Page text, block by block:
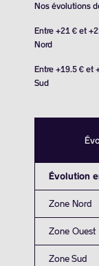
Nos évolutions
Entre +21 € et
Nord
Entre +19.5 € et
Sud
Évolution
Zone Nord
Zone Ouest
Zone Sud